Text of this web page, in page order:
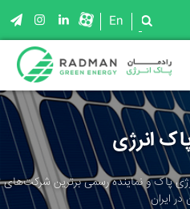
En
انرژی
پاک و نماینده رسمی برترین شرکت‌های
ایران